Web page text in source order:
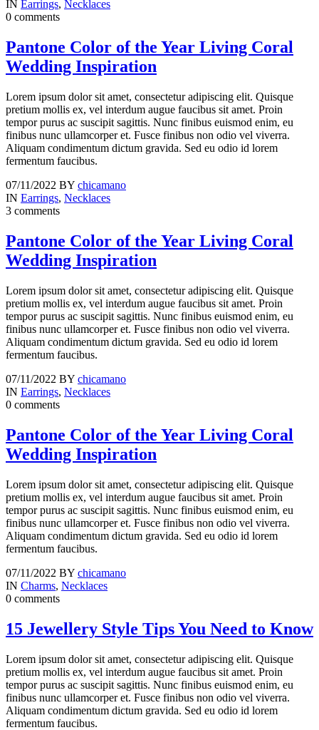
IN Earrings, Necklaces
0 comments
Pantone Color of the Year Living Coral
Wedding Inspiration
Lorem ipsum dolor sit amet, consectetur adipiscing elit. Quisque
pretium mollis ex, vel interdum augue faucibus sit amet. Proin
tempor purus ac suscipit sagittis. Nunc finibus euismod enim, eu
finibus nunc ullamcorper et. Fusce finibus non odio vel viverra.
Aliquam condimentum dictum gravida. Sed eu odio id lorem
fermentum faucibus.
07/11/2022 BY chicamano
IN Earrings, Necklaces
3 comments
Pantone Color of the Year Living Coral
Wedding Inspiration
Lorem ipsum dolor sit amet, consectetur adipiscing elit. Quisque
pretium mollis ex, vel interdum augue faucibus sit amet. Proin
tempor purus ac suscipit sagittis. Nunc finibus euismod enim, eu
finibus nunc ullamcorper et. Fusce finibus non odio vel viverra.
Aliquam condimentum dictum gravida. Sed eu odio id lorem
fermentum faucibus.
07/11/2022 BY chicamano
IN Earrings, Necklaces
0 comments
Pantone Color of the Year Living Coral
Wedding Inspiration
Lorem ipsum dolor sit amet, consectetur adipiscing elit. Quisque
pretium mollis ex, vel interdum augue faucibus sit amet. Proin
tempor purus ac suscipit sagittis. Nunc finibus euismod enim, eu
finibus nunc ullamcorper et. Fusce finibus non odio vel viverra.
Aliquam condimentum dictum gravida. Sed eu odio id lorem
fermentum faucibus.
07/11/2022 BY chicamano
IN Charms, Necklaces
0 comments
15 Jewellery Style Tips You Need to Know
Lorem ipsum dolor sit amet, consectetur adipiscing elit. Quisque
pretium mollis ex, vel interdum augue faucibus sit amet. Proin
tempor purus ac suscipit sagittis. Nunc finibus euismod enim, eu
finibus nunc ullamcorper et. Fusce finibus non odio vel viverra.
Aliquam condimentum dictum gravida. Sed eu odio id lorem
fermentum faucibus.